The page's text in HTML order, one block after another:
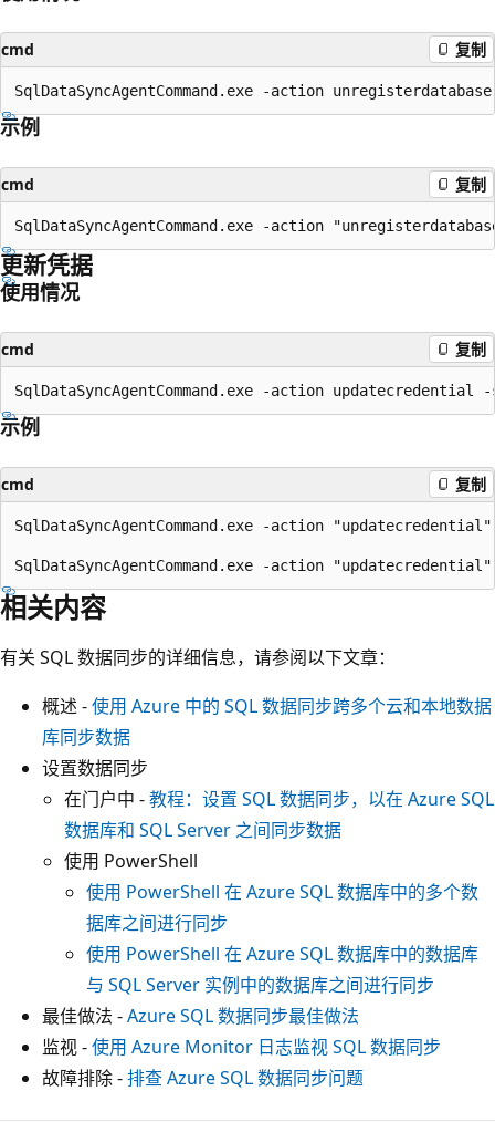
cmd 复制
示例
cmd 复制
更新凭据
使用情况
cmd 复制
示例
cmd 复制
SqlDataSyncAgentCommand.exe -action
相关内容
有关 SQL 数据同步的详细信息，请参阅以下文章：
概述 -使用 Azure 中的 SQL 数据同步跨多个云和本地数据
库同步数据
设置数据同步
在门户中 -教程：设置 SQL 数据同步，以在 Azure SQL
数据库和 SQL Server 之间同步数据
使用 PowerShell
使用 PowerShell 在 Azure SQL 数据库中的多个数
据库之间进行同步
使用 PowerShell 在 Azure SQL 数据库中的数据库
与 SQL Server 实例中的数据库之间进行同步
最佳做法 -Azure SQL 数据同步最佳做法
监视 -使用 Azure Monitor 日志监视 SQL 数据同步
故障排除 -排查 Azure SQL 数据同步问题